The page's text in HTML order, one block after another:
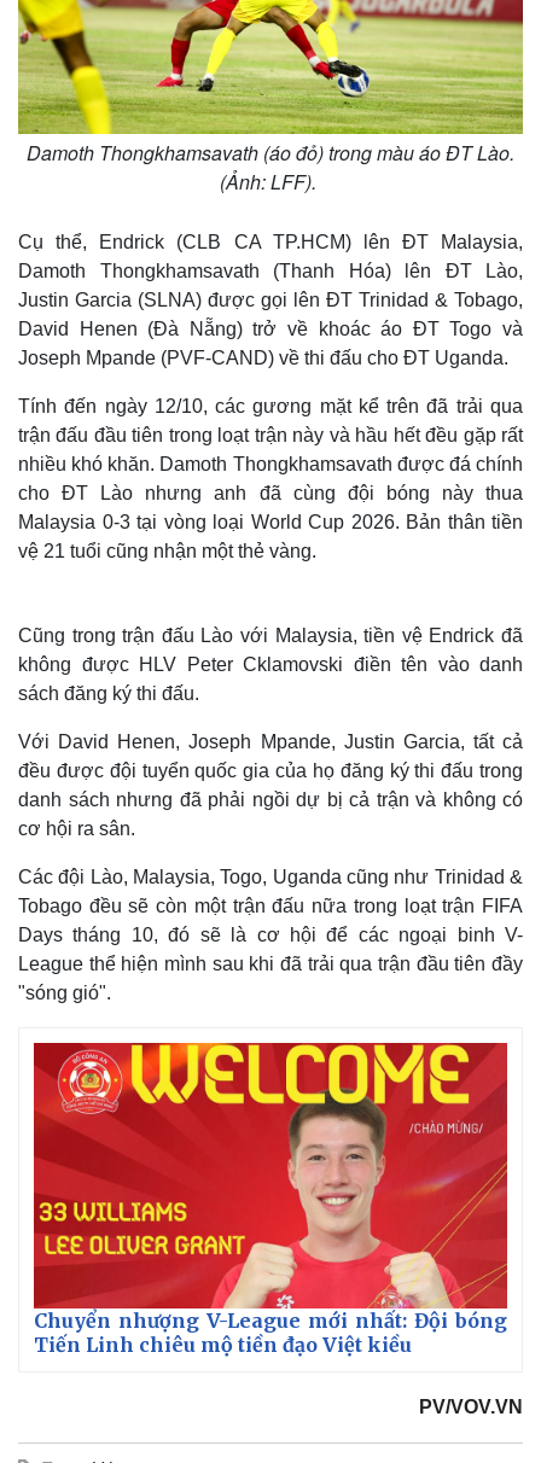
Thế giới
Quan sát
Cuộc sống đó đây
Hồ sơ
Multimedia
Video
Ảnh
E-Magazine
Infographic
Damoth Thongkhamsavath (áo đỏ) trong màu áo ĐT Lào.
(Ảnh: LFF).
Cụ thể, Endrick (CLB CA TP.HCM) lên ĐT Malaysia,
Damoth Thongkhamsavath (Thanh Hóa) lên ĐT Lào,
Justin Garcia (SLNA) được gọi lên ĐT Trinidad & Tobago,
David Henen (Đà Nẵng) trở về khoác áo ĐT Togo và
Joseph Mpande (PVF-CAND) về thi đấu cho ĐT Uganda.
Tính đến ngày 12/10, các gương mặt kể trên đã trải qua
trận đấu đầu tiên trong loạt trận này và hầu hết đều gặp rất
nhiều khó khăn. Damoth Thongkhamsavath được đá chính
cho ĐT Lào nhưng anh đã cùng đội bóng này thua
Malaysia 0-3 tại vòng loại World Cup 2026. Bản thân tiền
vệ 21 tuổi cũng nhận một thẻ vàng.
Cũng trong trận đấu Lào với Malaysia, tiền vệ Endrick đã
không được HLV Peter Cklamovski điền tên vào danh
sách đăng ký thi đấu.
Với David Henen, Joseph Mpande, Justin Garcia, tất cả
đều được đội tuyển quốc gia của họ đăng ký thi đấu trong
danh sách nhưng đã phải ngồi dự bị cả trận và không có
cơ hội ra sân.
Các đội Lào, Malaysia, Togo, Uganda cũng như Trinidad &
Tobago đều sẽ còn một trận đấu nữa trong loạt trận FIFA
Days tháng 10, đó sẽ là cơ hội để các ngoại binh V-
League thể hiện mình sau khi đã trải qua trận đầu tiên đầy
"sóng gió".
Chuyển nhượng V-League mới nhất: Đội bóng
Tiến Linh chiêu mộ tiền đạo Việt kiều
PV/VOV.VN